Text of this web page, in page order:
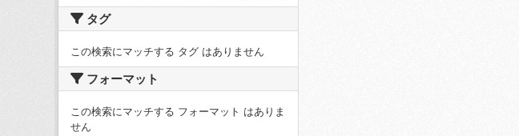
タグ
この検索にマッチする タグ はありません
フォーマット
この検索にマッチする フォーマット はありま
せん